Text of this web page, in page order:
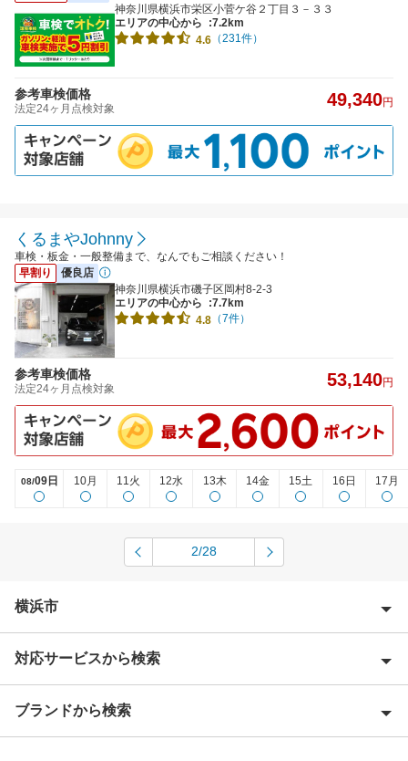
神奈川県横浜市栄区小菅ケ谷２丁目３－３３
エリアの中心から
:7.2km
4.6 （231件）
参考車検価格
法定24ヶ月点検対象 49,340円
くるまやJohnny
車検・板金・一般整備まで、なんでもご相談ください！
早割り
優良店
神奈川県横浜市磯子区岡村8-2-3
エリアの中心から
:7.7km
4.8 （7件）
参考車検価格
法定24ヶ月点検対象 53,140円
08/09日 10月 11火 12水 13木 14金 15土 16日 17月
2/28
横浜市
横浜市青葉区
横浜市泉区
対応サービスから検索
Award 受賞店
ブランドから検索